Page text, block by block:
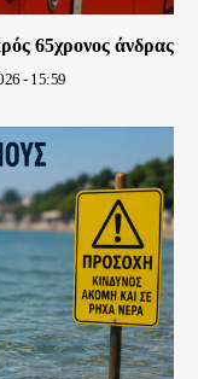
65χρονος άνδρας
- 15:59